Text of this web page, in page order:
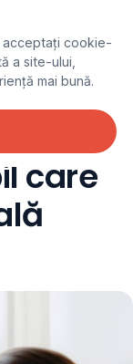
online
care
acceptați cookie-
a site-ului,
mai bună.